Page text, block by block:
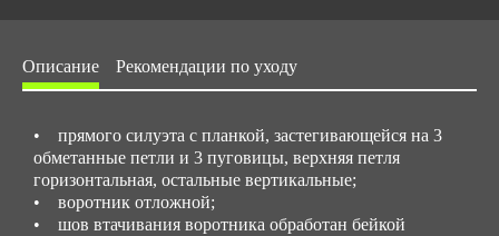
Описание Рекомендации по уходу
• прямого силуэта с планкой, застегивающейся на 3
обметанные петли и 3 пуговицы, верхняя петля
горизонтальная, остальные вертикальные;
• воротник отложной;
• шов втачивания воротника обработан бейкой